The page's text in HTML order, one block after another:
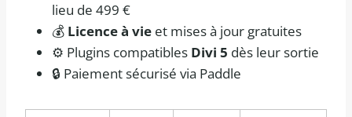
lieu de 499 €
💰 Licence à vie et mises à jour gratuites
⚙️ Plugins compatibles Divi 5 dès leur sortie
🔒 Paiement sécurisé via Paddle